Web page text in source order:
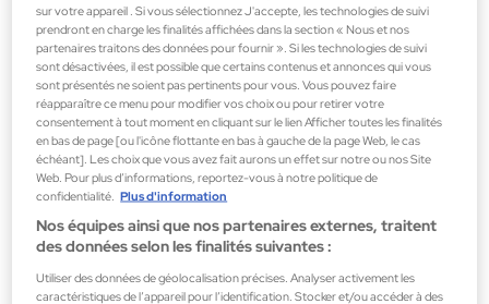
Tommy Hilfiger
TOMMY GIRL EDT SPRAY
Parfums pour femme
48,60 €
sur votre appareil . Si vous sélectionnez J'accepte, les technologies de suivi
prendront en charge les finalités affichées dans la section « Nous et nos
partenaires traitons des données pour fournir ». Si les technologies de suivi
sont désactivées, il est possible que certains contenus et annonces qui vous
sont présentés ne soient pas pertinents pour vous. Vous pouvez faire
réapparaître ce menu pour modifier vos choix ou pour retirer votre
consentement à tout moment en cliquant sur le lien Afficher toutes les finalités
en bas de page [ou l'icône flottante en bas à gauche de la page Web, le cas
échéant]. Les choix que vous avez fait aurons un effet sur notre ou nos Site
Web. Pour plus d’informations, reportez-vous à notre politique de
confidentialité. Plus d'information
Nos équipes ainsi que nos partenaires externes, traitent
des données selon les finalités suivantes :
Utiliser des données de géolocalisation précises. Analyser activement les
caractéristiques de l’appareil pour l’identification. Stocker et/ou accéder à des